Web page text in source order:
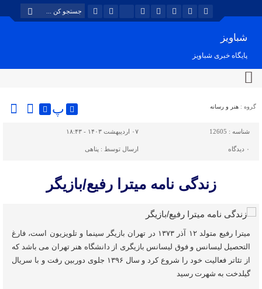
شباویز
پایگاه خبری شباویز
گروه : هنر و رسانه پ
شناسه : 12605 ۰۷ اردیبهشت ۱۴۰۳ - ۱۸:۴۳
۰ دیدگاه ارسال توسط : پناهی
زندگی نامه میترا رفیع/بازیگر
میترا رفیع متولد ۱۲ آذر ۱۳۷۳ در تهران بازیگر سینما و تلویزیون است، فارغ
التحصیل لیسانس و فوق لیسانس بازیگری از دانشگاه هنر تهران می باشد که
از تئاتر فعالیت خود را شروع کرد و سال ۱۳۹۶ جلوی دوربین رفت و با سریال
گیلدخت به شهرت رسید